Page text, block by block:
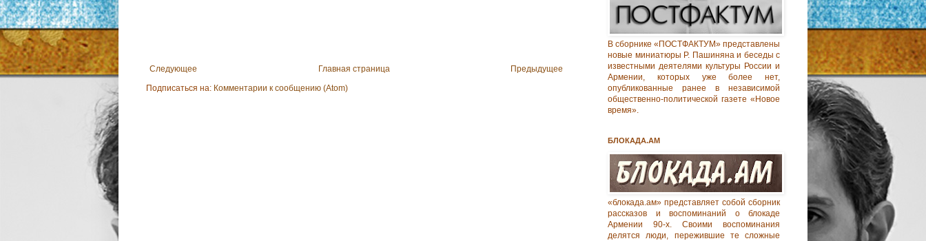
Следующее Предыдущее
Главная страница
Подписаться на: Комментарии к сообщению (Atom)
В сборнике «ПОСТФАКТУМ» представлены
новые миниатюры Р. Пашиняна и беседы с
известными деятелями культуры России и
Армении, которых уже более нет,
опубликованные ранее в независимой
общественно-политической газете «Новое
время».
БЛОКАДА.АМ
«блокада.ам» представляет собой сборник
рассказов и воспоминаний о блокаде
Армении 90-х. Своими воспоминания
делятся люди, пережившие те сложные